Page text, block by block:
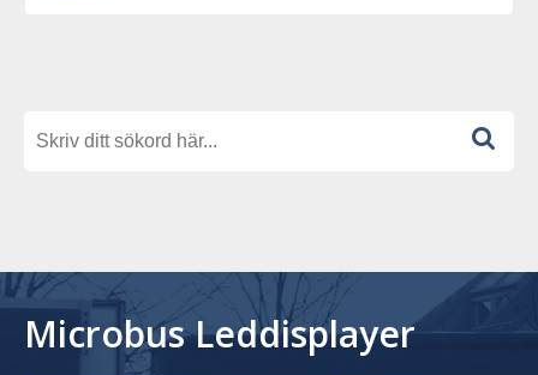
Microbus Leddisplayer